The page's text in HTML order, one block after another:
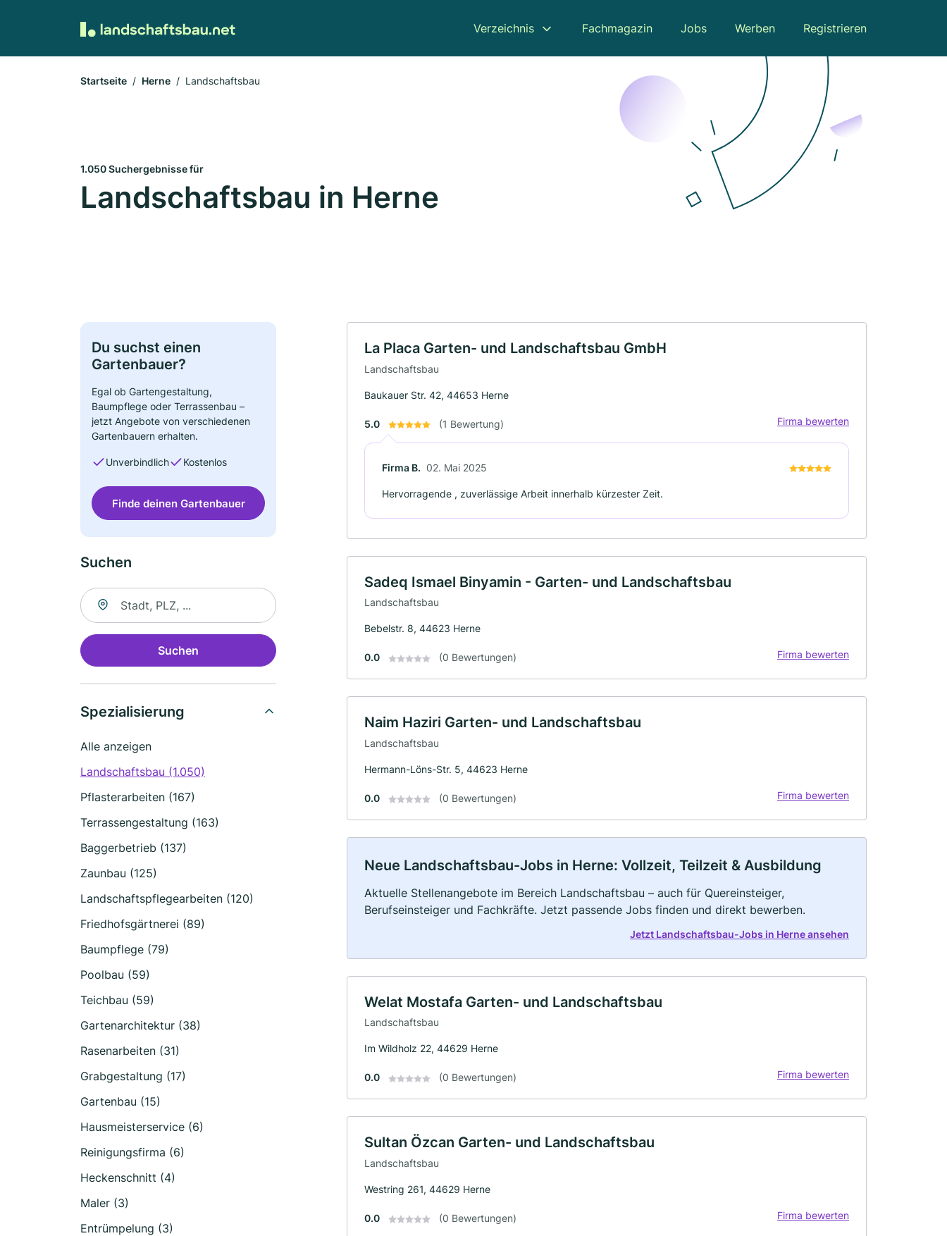
Verzeichnis Fachmagazin Jobs Werben Registrieren
Startseite Herne Landschaftsbau
1.050 Suchergebnisse für
Landschaftsbau in Herne
Du suchst einen
Gartenbauer?
Egal ob Gartengestaltung,
Baumpflege oder Terrassenbau –
jetzt Angebote von verschiedenen
Gartenbauern erhalten.
Unverbindlich Kostenlos
Finde deinen Gartenbauer
Suchen
Suche nach Ort
Suchen
Spezialisierung
Alle anzeigen
Landschaftsbau (1.050)
Pflasterarbeiten (167)
Terrassengestaltung (163)
Baggerbetrieb (137)
Zaunbau (125)
Landschaftspflegearbeiten (120)
Friedhofsgärtnerei (89)
Baumpflege (79)
Poolbau (59)
Teichbau (59)
Gartenarchitektur (38)
Rasenarbeiten (31)
Grabgestaltung (17)
Gartenbau (15)
Hausmeisterservice (6)
Reinigungsfirma (6)
Heckenschnitt (4)
Maler (3)
Entrümpelung (3)
La Placa Garten- und Landschaftsbau GmbH
Landschaftsbau
Baukauer Str. 42, 44653 Herne
5.0 (1 Bewertung) Firma bewerten
Firma B. 02. Mai 2025
Hervorragende , zuverlässige Arbeit innerhalb kürzester Zeit.
Sadeq Ismael Binyamin - Garten- und Landschaftsbau
Landschaftsbau
Bebelstr. 8, 44623 Herne
0.0 (0 Bewertungen) Firma bewerten
Naim Haziri Garten- und Landschaftsbau
Landschaftsbau
Hermann-Löns-Str. 5, 44623 Herne
0.0 (0 Bewertungen) Firma bewerten
Neue Landschaftsbau-Jobs in Herne: Vollzeit, Teilzeit & Ausbildung
Aktuelle Stellenangebote im Bereich Landschaftsbau – auch für Quereinsteiger,
Berufseinsteiger und Fachkräfte. Jetzt passende Jobs finden und direkt bewerben.
Jetzt Landschaftsbau-Jobs in Herne ansehen
Welat Mostafa Garten- und Landschaftsbau
Landschaftsbau
Im Wildholz 22, 44629 Herne
0.0 (0 Bewertungen) Firma bewerten
Sultan Özcan Garten- und Landschaftsbau
Landschaftsbau
Westring 261, 44629 Herne
0.0 (0 Bewertungen) Firma bewerten